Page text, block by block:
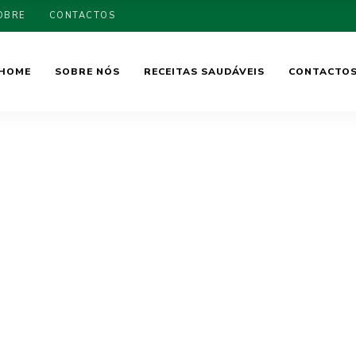
CONTACTOS
SOBRE NÓS RECEITAS SAUDÁVEIS